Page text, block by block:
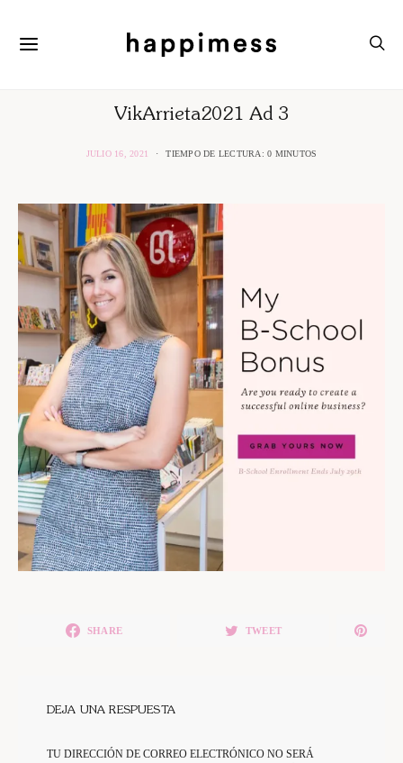
VikArrieta2021 Ad 3
JULIO 16, 2021 TIEMPO DE LECTURA: 0 MINUTOS
SHARE TWEET
DEJA UNA RESPUESTA
TU DIRECCIÓN DE CORREO ELECTRÓNICO NO SERÁ